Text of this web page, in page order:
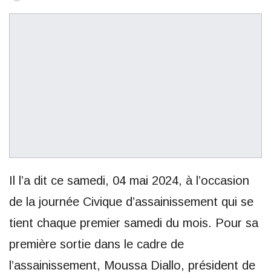
Il l’a dit ce samedi, 04 mai 2024, à l’occasion
de la journée Civique d’assainissement qui se
tient chaque premier samedi du mois. Pour sa
première sortie dans le cadre de
l’assainissement, Moussa Diallo, président de